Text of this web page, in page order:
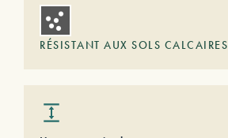
RÉSISTANT AUX SOLS CALCAIRES